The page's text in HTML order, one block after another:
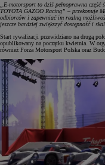
„E-motorsport to dziś pełnoprawna
TOYOTA GAZOO Racing” – przekonuje
odbiorców i zapewniać im realną
jeszcze bardziej zwiększyć dostępność i
Start rywalizacji przewidziano na drugą
opublikowany na początku kwietnia. W
również Forza Motorsport Polska oraz